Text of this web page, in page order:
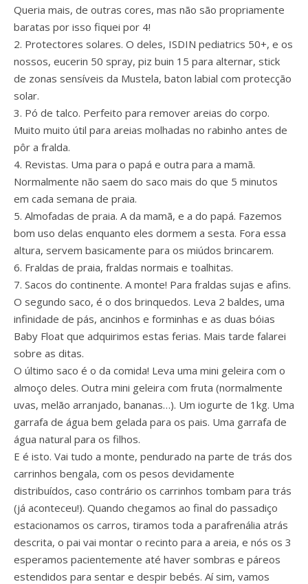
Queria mais, de outras cores, mas não são propriamente
baratas por isso fiquei por 4!
2. Protectores solares. O deles, ISDIN pediatrics 50+, e os
nossos, eucerin 50 spray, piz buin 15 para alternar, stick
de zonas sensíveis da Mustela, baton labial com protecção
solar.
3. Pó de talco. Perfeito para remover areias do corpo.
Muito muito útil para areias molhadas no rabinho antes de
pôr a fralda.
4. Revistas. Uma para o papá e outra para a mamã.
Normalmente não saem do saco mais do que 5 minutos
em cada semana de praia.
5. Almofadas de praia. A da mamã, e a do papá. Fazemos
bom uso delas enquanto eles dormem a sesta. Fora essa
altura, servem basicamente para os miúdos brincarem.
6. Fraldas de praia, fraldas normais e toalhitas.
7. Sacos do continente. A monte! Para fraldas sujas e afins.
O segundo saco, é o dos brinquedos. Leva 2 baldes, uma
infinidade de pás, ancinhos e forminhas e as duas bóias
Baby Float que adquirimos estas ferias. Mais tarde falarei
sobre as ditas.
O último saco é o da comida! Leva uma mini geleira com o
almoço deles. Outra mini geleira com fruta (normalmente
uvas, melão arranjado, bananas…). Um iogurte de 1kg. Uma
garrafa de água bem gelada para os pais. Uma garrafa de
água natural para os filhos.
E é isto. Vai tudo a monte, pendurado na parte de trás dos
carrinhos bengala, com os pesos devidamente
distribuídos, caso contrário os carrinhos tombam para trás
(já aconteceu!). Quando chegamos ao final do passadiço
estacionamos os carros, tiramos toda a parafrenália atrás
descrita, o pai vai montar o recinto para a areia, e nós os 3
esperamos pacientemente até haver sombras e páreos
estendidos para sentar e despir bebés. Aí sim, vamos